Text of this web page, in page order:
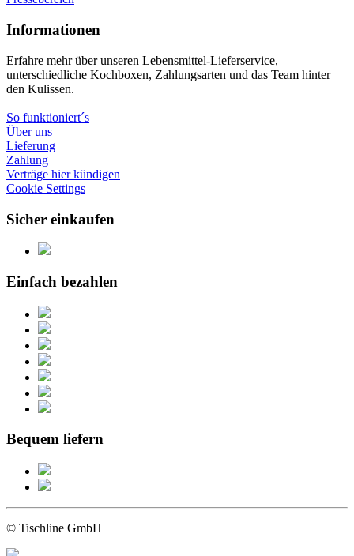
Informationen
Erfahre mehr über unseren Lebensmittel-Lieferservice,
unterschiedliche Kochboxen, Zahlungsarten und das Team hinter
den Kulissen.
So funktioniert´s
Über uns
Lieferung
Zahlung
Verträge hier kündigen
Cookie Settings
Sicher einkaufen
Einfach bezahlen
Bequem liefern
© Tischline GmbH